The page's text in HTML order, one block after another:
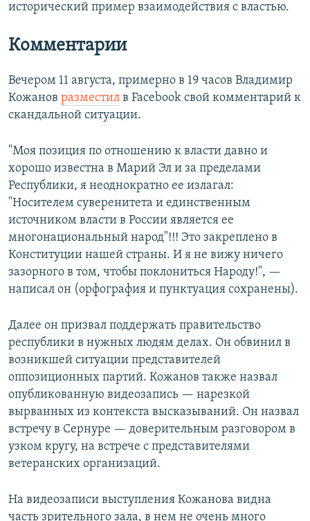
исторический пример взаимодействия с властью.
Комментарии
Вечером 11 августа, примерно в 19 часов Владимир
Кожанов разместил в Facebook свой комментарий к
скандальной ситуации.
"Моя позиция по отношению к власти давно и
хорошо известна в Марий Эл и за пределами
Республики, я неоднократно ее излагал:
"Носителем суверенитета и единственным
источником власти в России является ее
многонациональный народ"!!! Это закреплено в
Конституции нашей страны. И я не вижу ничего
зазорного в том, чтобы поклониться Народу!", —
написал он (орфография и пунктуация сохранены).
Далее он призвал поддержать правительство
республики в нужных людям делах. Он обвинил в
возникшей ситуации представителей
оппозиционных партий. Кожанов также назвал
опубликованную видеозапись — нарезкой
вырванных из контекста высказываний. Он назвал
встречу в Сернуре — доверительным разговором в
узком кругу, на встрече с представителями
ветеранских организаций.
На видеозаписи выступления Кожанова видна
часть зрительного зала, в нем не очень много